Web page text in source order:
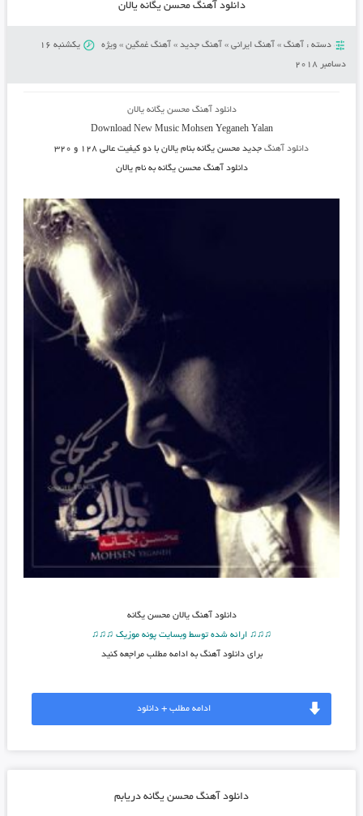
دانلود آهنگ محسن یگانه یالان
دسته : آهنگ» آهنگ ایرانی» آهنگ جدید» آهنگ غمگین» ویژه
یکشنبه 16
دسامبر 2018
دانلود آهنگ محسن یگانه یالان
Download New MusicMohsen Yeganeh Yalan
دانلود آهنگجدید محسن یگانه بنام یالان با دو کیفیت عالی ۱۲۸ و ۳۲۰
دانلود آهنگ محسن یگانه به نامیالان
دانلود آهنگ یالان محسن یگانه
♫♫♫ ارائه شده توسط وبسایت پونه موزیک ♫♫♫
برای دانلود آهنگ به ادامه مطلب مراجعه کنید
ادامه مطلب + دانلود
دانلود آهنگ محسن یگانه دریابم